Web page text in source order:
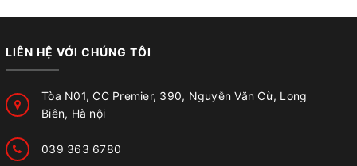
LIÊN HỆ VỚI CHÚNG TÔI
Tòa N01, CC Premier, 390, Nguyễn Văn Cừ, Long
Biên, Hà nội
039 363 6780